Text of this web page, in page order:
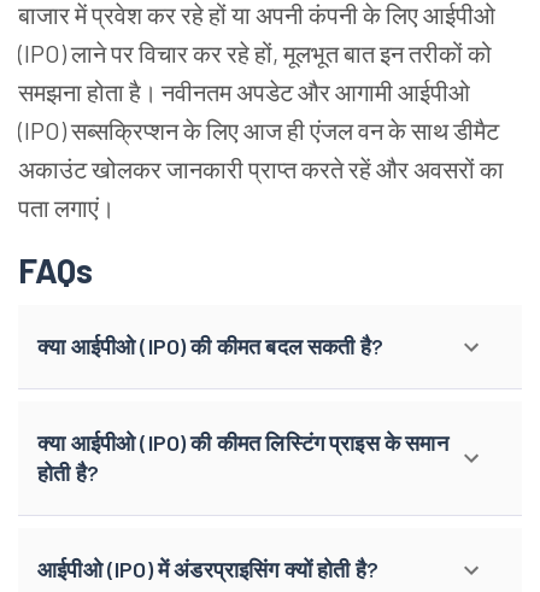
बाजारमेंप्रवेशकररहेहोंयाअपनीकंपनीकेलिएआईपीओ
(IPO)लानेपरविचारकररहेहों,मूलभूतबातइनतरीकोंको
समझनाहोताहै। नवीनतमअपडेटऔरआगामीआईपीओ
(IPO)सब्सक्रिप्शनकेलिएआजहीएंजलवनकेसाथडीमैट
अकाउंटखोलकरजानकारीप्राप्तकरतेरहेंऔरअवसरोंका
पतालगाएं।
FAQs
क्या आईपीओ (IPO) की कीमत बदल सकती है?
क्या आईपीओ (IPO) की कीमत लिस्टिंग प्राइस के समान
होती है?
आईपीओ (IPO) में अंडरप्राइसिंग क्यों होती है?